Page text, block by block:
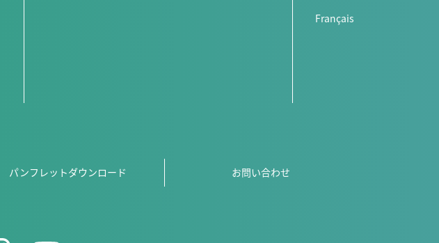
Français
パンフレットダウンロード お問い合わせ